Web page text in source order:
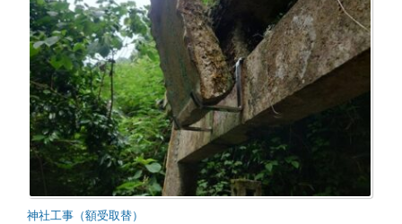
神社工事（額受取替）